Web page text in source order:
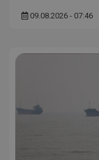
09.08.2026 - 07:46